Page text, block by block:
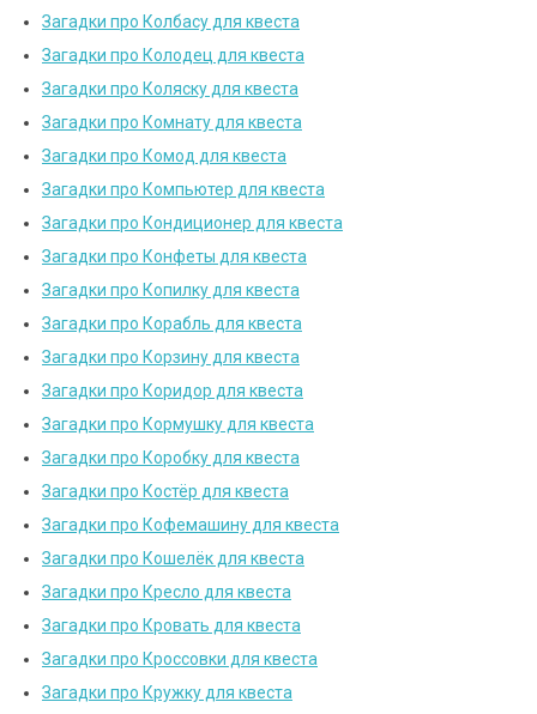
Загадки про Колбасу для квеста
Загадки про Колодец для квеста
Загадки про Коляску для квеста
Загадки про Комнату для квеста
Загадки про Комод для квеста
Загадки про Компьютер для квеста
Загадки про Кондиционер для квеста
Загадки про Конфеты для квеста
Загадки про Копилку для квеста
Загадки про Корабль для квеста
Загадки про Корзину для квеста
Загадки про Коридор для квеста
Загадки про Кормушку для квеста
Загадки про Коробку для квеста
Загадки про Костёр для квеста
Загадки про Кофемашину для квеста
Загадки про Кошелёк для квеста
Загадки про Кресло для квеста
Загадки про Кровать для квеста
Загадки про Кроссовки для квеста
Загадки про Кружку для квеста